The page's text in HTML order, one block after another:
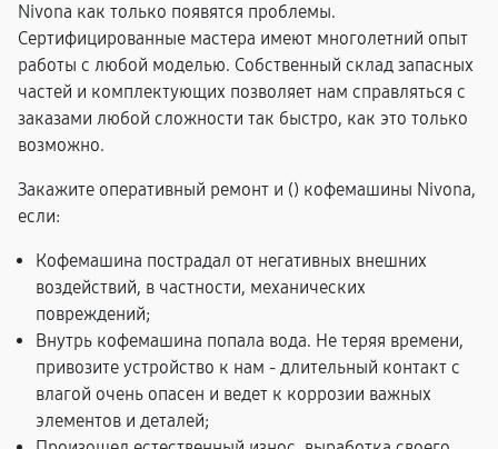
Nivona как только появятся проблемы.
Сертифицированные мастера имеют многолетний опыт
работы с любой моделью. Собственный склад запасных
частей и комплектующих позволяет нам справляться с
заказами любой сложности так быстро, как это только
возможно.
Закажите оперативный ремонт и () кофемашины Nivona,
если:
Кофемашина пострадал от негативных внешних
воздействий, в частности, механических
повреждений;
Внутрь кофемашина попала вода. Не теряя времени,
привозите устройство к нам - длительный контакт с
влагой очень опасен и ведет к коррозии важных
элементов и деталей;